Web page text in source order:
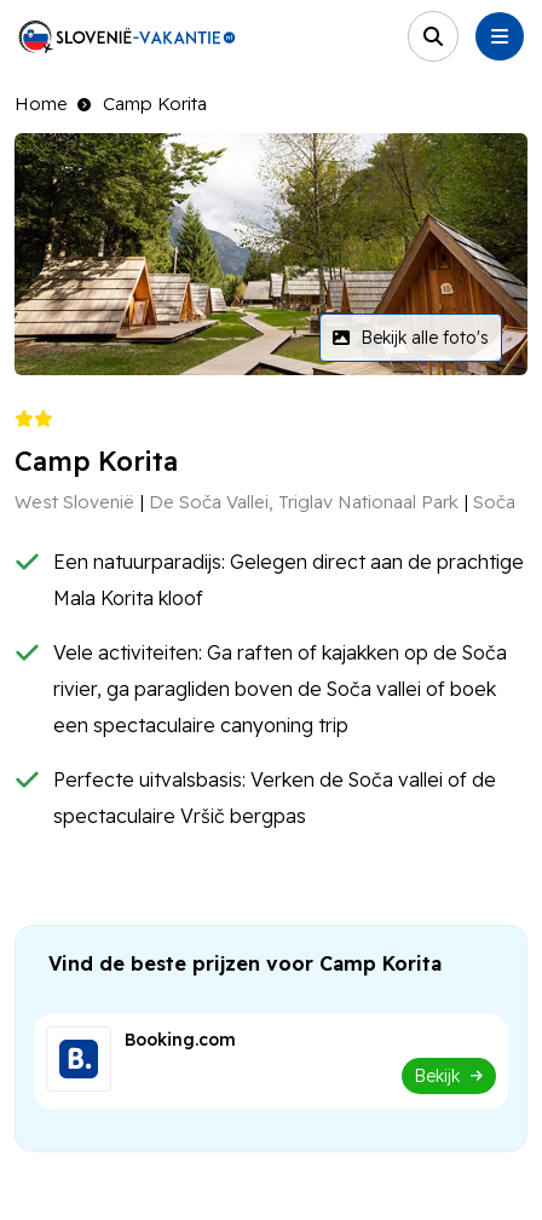
Home Camp Korita
Bekijk alle foto's
Camp Korita
West Slovenië De Soča Vallei, Triglav Nationaal Park Soča
Een natuurparadijs: Gelegen direct aan de prachtige
Mala Korita kloof
Vele activiteiten: Ga raften of kajakken op de Soča
rivier, ga paragliden boven de Soča vallei of boek
een spectaculaire canyoning trip
Perfecte uitvalsbasis: Verken de Soča vallei of de
spectaculaire Vršič bergpas
Vind de beste prijzen voor Camp Korita
Booking.com
Bekijk